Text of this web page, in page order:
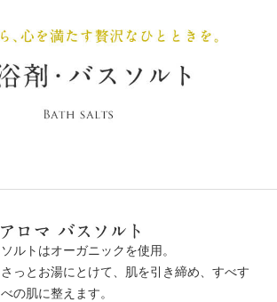
ソルトはオーガニックを使⽤。
さっとお湯にとけて、肌を引き締め、すべす
べの肌に整えます。